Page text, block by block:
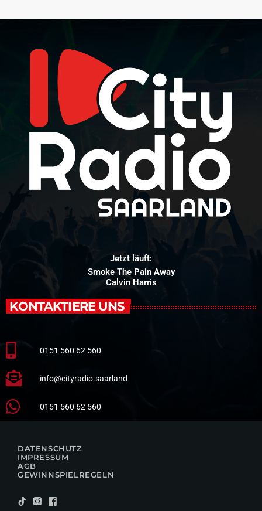
Jetzt läuft:
Smoke The Pain Away
Calvin Harris
KONTAKTIERE UNS
0151 560 62 560
info@cityradio.saarland
0151 560 62 560
DATENSCHUTZ
IMPRESSUM
AGB
GEWINNSPIELREGELN